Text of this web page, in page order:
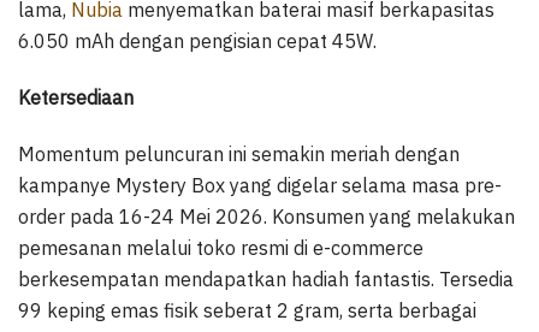
lama, Nubia menyematkan baterai masif berkapasitas
6.050 mAh dengan pengisian cepat 45W.
Ketersediaan
Momentum peluncuran ini semakin meriah dengan
kampanye Mystery Box yang digelar selama masa pre-
order pada 16-24 Mei 2026. Konsumen yang melakukan
pemesanan melalui toko resmi di e-commerce
berkesempatan mendapatkan hadiah fantastis. Tersedia
99 keping emas fisik seberat 2 gram, serta berbagai